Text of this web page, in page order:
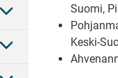
Suomi,
Keski-